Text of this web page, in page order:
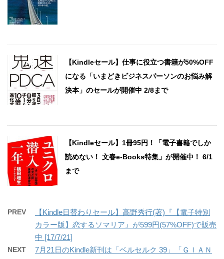
【Kindleセール】仕事に役立つ書籍が50%OFF
になる「いまどきビジネスパーソンのお悩み解
決本」のセールが開催中 2/8まで
【Kindleセール】1冊95円！「電子書籍でしか
読めない！ 文春e-Books特集」が開催中！ 6/1
まで
PREV
【Kindle日替わりセール】高野秀行(著)『【電子特別
カラー版】恋するソマリア』が599円(57%OFF)で販売
中 [17/7/21]
NEXT
7月21日のKindle新刊は「ベルセルク 39」「ＧＩＡＮ